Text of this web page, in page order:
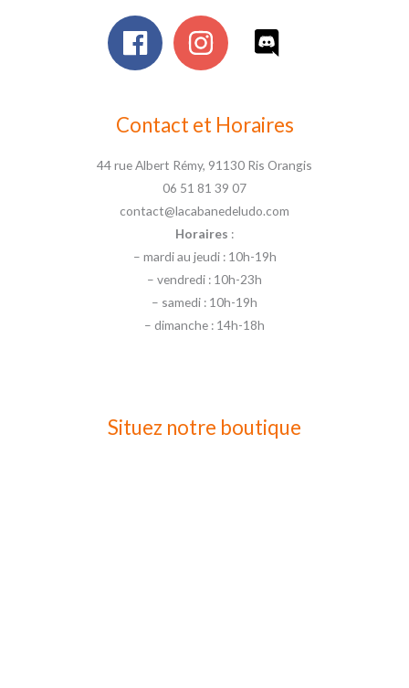
Contact et Horaires
44 rue Albert Rémy, 91130 Ris Orangis
06 51 81 39 07
contact@lacabanedeludo.com
Horaires :
– mardi au jeudi : 10h-19h
– vendredi : 10h-23h
– samedi : 10h-19h
– dimanche : 14h-18h
Situez notre boutique